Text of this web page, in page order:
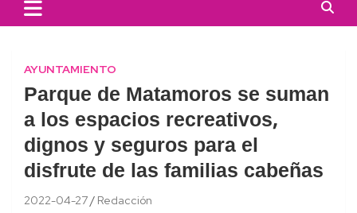
AYUNTAMIENTO
Parque de Matamoros se suman
a los espacios recreativos,
dignos y seguros para el
disfrute de las familias cabeñas
2022-04-27 Redacción